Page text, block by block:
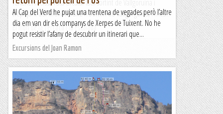
TENEREPreciosa ruta circular fàcil sortint de Vallgoruina i
trepitjant del MONTNEGRE !!!Sortim de Vallgorguina, i més...
El món de la ferrata i la escalada
Al Cap del Verd he pujat una trentena de vegades però l’altre
dia em van dir els companys de Xerpes de Tuixent. No he
pogut resistir l’afany de descubrir un itinerari que...
Excursions del Joan Ramon